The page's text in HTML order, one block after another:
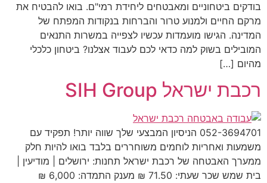
בודקים ביטחוניים ומאבטחים ליחידת רמי"ם. בואו להבטיח את
מרקם החיים ולמנוע טרור והברחות בנקודות המפתח של
המדינה. הגישו מועמדות עכשיו לצפייה במשרות התנאים
המובילים בשוק למה כדאי לכם לעבוד אצלנו? ביטחון כלכלי
מהיום […]
רכבת ישראל SIH Group
052-3694701 הניסיון המבצעי שלך שווה יותר! תפקיד עם
משמעות ואחריות לוחמים משוחררים בלבד בואו להיות חלק
ממערך האבטחה של רכבת ישראל תחנות: ירושלים | מודיעין |
בית שמש שכר שעתי: 71.50 ₪ מענק התמדה: 6,000 ₪